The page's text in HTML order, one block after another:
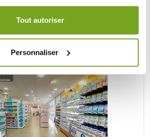
est conservé pendant une
Tout autoriser
Personnaliser
produits de beauté, les produits bio...